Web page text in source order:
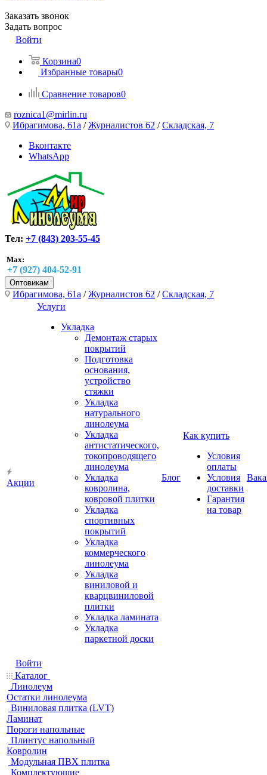
Заказать звонок
Задать вопрос
Войти
Корзина0
Избранные товары0
Сравнение товаров0
roznica1@mirlin.ru
Ибрагимова, 61а /Журналистов 62 /Складская, 7
Вконтакте
WhatsApp
Тел: +7 (843) 203-55-45
Max:
+7 (927) 404-52-91
Оптовикам
Ибрагимова, 61а /Журналистов 62 /Складская, 7
Акции
Услуги
Укладка
Демонтаж старых
покрытий
Подготовка
основания,
устройство
стяжки
Укладка
натурального
линолеума
Укладка
антистатического,
токопроводящего
линолеума
Укладка
ковролина,
ковровой плитки
Укладка
спортивных
покрытий
Укладка
коммерческого
линолеума
Укладка
виниловой и
кварцвиниловой
плитки
Укладка ламината
Укладка
паркетной доски
Блог
Как купить
Условия
оплаты
Условия
доставки
Гарантия
на товар
Войти
Каталог
Линолеум
Остатки линолеума
Виниловая плитка (LVT)
Ламинат
Пороги напольные
Плинтус напольный
Ковролин
Модульная ПВХ плитка
Комплектующие